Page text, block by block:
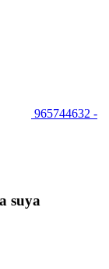
965744632 -
suya